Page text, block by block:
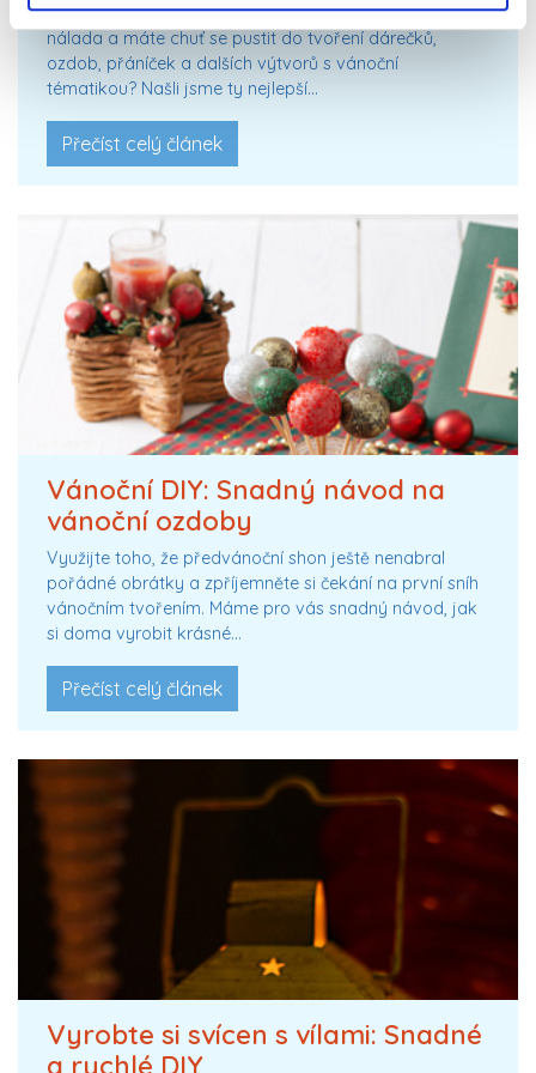
Společně s vánoční atmosférou na vás padne tvořivá
nálada a máte chuť se pustit do tvoření dárečků,
ozdob, přáníček a dalších výtvorů s vánoční
tématikou? Našli jsme ty nejlepší…
Přečíst celý článek
Vánoční DIY: Snadný návod na
vánoční ozdoby
Využijte toho, že předvánoční shon ještě nenabral
pořádné obrátky a zpříjemněte si čekání na první sníh
vánočním tvořením. Máme pro vás snadný návod, jak
si doma vyrobit krásné…
Přečíst celý článek
Vyrobte si svícen s vílami: Snadné